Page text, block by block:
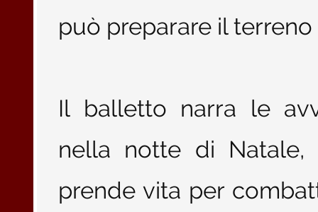
può preparare il
Il balletto narra le
nella notte di Natale,
prende vita per